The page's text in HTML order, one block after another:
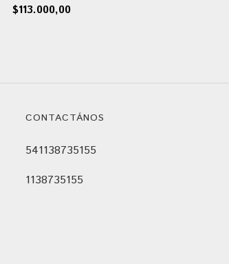
$113.000,00
CONTACTÁNOS
541138735155
1138735155